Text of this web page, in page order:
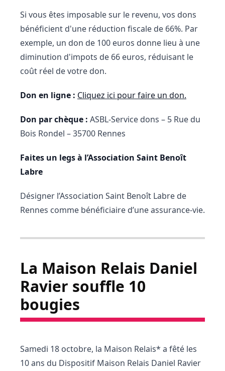
Si vous êtes imposable sur le revenu, vos dons
bénéficient d'une réduction fiscale de 66%. Par
exemple, un don de 100 euros donne lieu à une
diminution d'impots de 66 euros, réduisant le
coût réel de votre don.
Don en ligne : Cliquez ici pour faire un don.
Don par chèque : ASBL-Service dons – 5 Rue du
Bois Rondel – 35700 Rennes
Faites un legs à l’Association Saint Benoît
Labre
Désigner l’Association Saint Benoît Labre de
Rennes comme bénéficiaire d’une assurance-vie.
La Maison Relais Daniel
Ravier souffle 10
bougies
Samedi 18 octobre, la Maison Relais* a fêté les
10 ans du Dispositif Maison Relais Daniel Ravier